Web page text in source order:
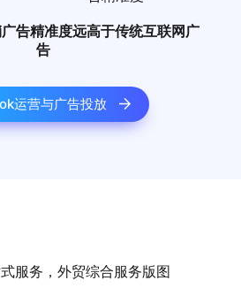
告精准度远高于传统互联网广
告
运营与广告投放
服务，外贸综合服务版图